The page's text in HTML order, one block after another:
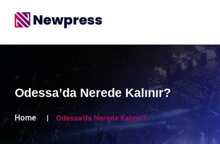
Odessa’da Nerede Kalınır?
Home Odessa’da Nerede Kalınır?